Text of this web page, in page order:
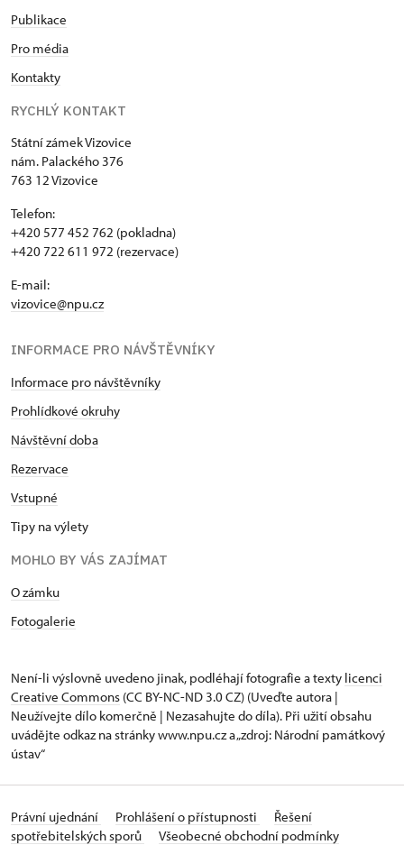
Publikace
Pro média
Kontakty
RYCHLÝ KONTAKT
Státní zámek Vizovice
nám. Palackého 376
763 12 Vizovice
Telefon:
+420 577 452 762 (pokladna)
+420 722 611 972 (rezervace)
E-mail:
vizovice@npu.cz
INFORMACE PRO NÁVŠTĚVNÍKY
Informace pro návštěvníky
Prohlídkové okruhy
Návštěvní doba
Rezervace
Vstupné
Tipy na výlety
MOHLO BY VÁS ZAJÍMAT
O zámku
Fotogalerie
Není-li výslovně uvedeno jinak, podléhají fotografie a texty licenci
Creative Commons (CC BY-NC-ND 3.0 CZ) (Uveďte autora |
Neužívejte dílo komerčně | Nezasahujte do díla). Při užití obsahu
uvádějte odkaz na stránky www.npu.cz a „zdroj: Národní památkový
ústav“
Právní ujednání Prohlášení o přístupnosti
Řešení
spotřebitelských sporů
Všeobecné obchodní podmínky